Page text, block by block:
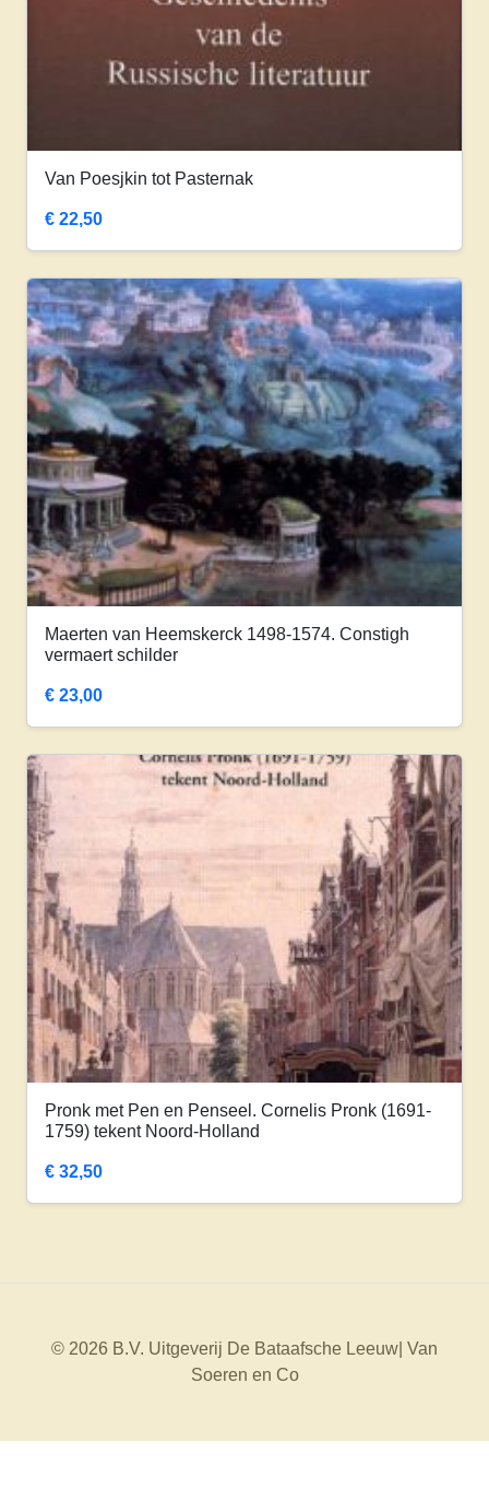
Van Poesjkin tot Pasternak
€ 22,50
Maerten van Heemskerck 1498-1574. Constigh
vermaert schilder
€ 23,00
Pronk met Pen en Penseel. Cornelis Pronk (1691-
1759) tekent Noord-Holland
€ 32,50
© 2026 B.V. Uitgeverij De Bataafsche Leeuw| Van
Soeren en Co